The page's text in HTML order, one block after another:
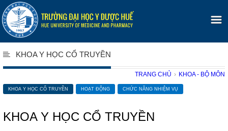
KHOA Y HỌC CỔ TRUYỀN
TRANG CHỦ › KHOA - BỘ MÔN
KHOA Y HỌC CỔ TRUYỀN HOẠT ĐỘNG CHỨC NĂNG NHIỆM VỤ
KHOA Y HỌC CỔ TRUYỀN